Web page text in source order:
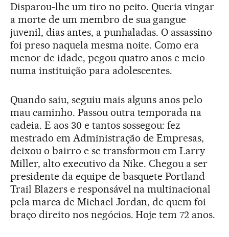
Disparou-lhe um tiro no peito. Queria vingar
a morte de um membro de sua gangue
juvenil, dias antes, a punhaladas. O assassino
foi preso naquela mesma noite. Como era
menor de idade, pegou quatro anos e meio
numa instituição para adolescentes.
Quando saiu, seguiu mais alguns anos pelo
mau caminho. Passou outra temporada na
cadeia. E aos 30 e tantos sossegou: fez
mestrado em Administração de Empresas,
deixou o bairro e se transformou em Larry
Miller, alto executivo da Nike. Chegou a ser
presidente da equipe de basquete Portland
Trail Blazers e responsável na multinacional
pela marca de Michael Jordan, de quem foi
braço direito nos negócios. Hoje tem 72 anos.